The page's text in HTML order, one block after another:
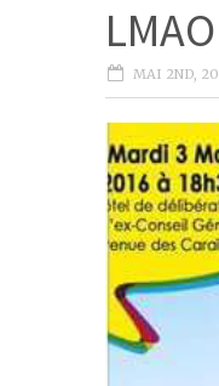
MAI 2ND,